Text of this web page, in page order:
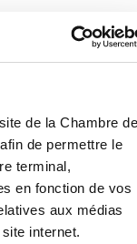
de la Chambre de
de permettre le
terminal,
en fonction de vos
aux médias
internet.
disposent
bénéficier
des fiches
a été
que la